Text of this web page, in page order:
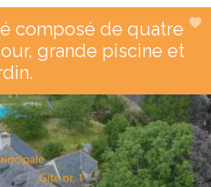
composé de quatre
grande piscine et